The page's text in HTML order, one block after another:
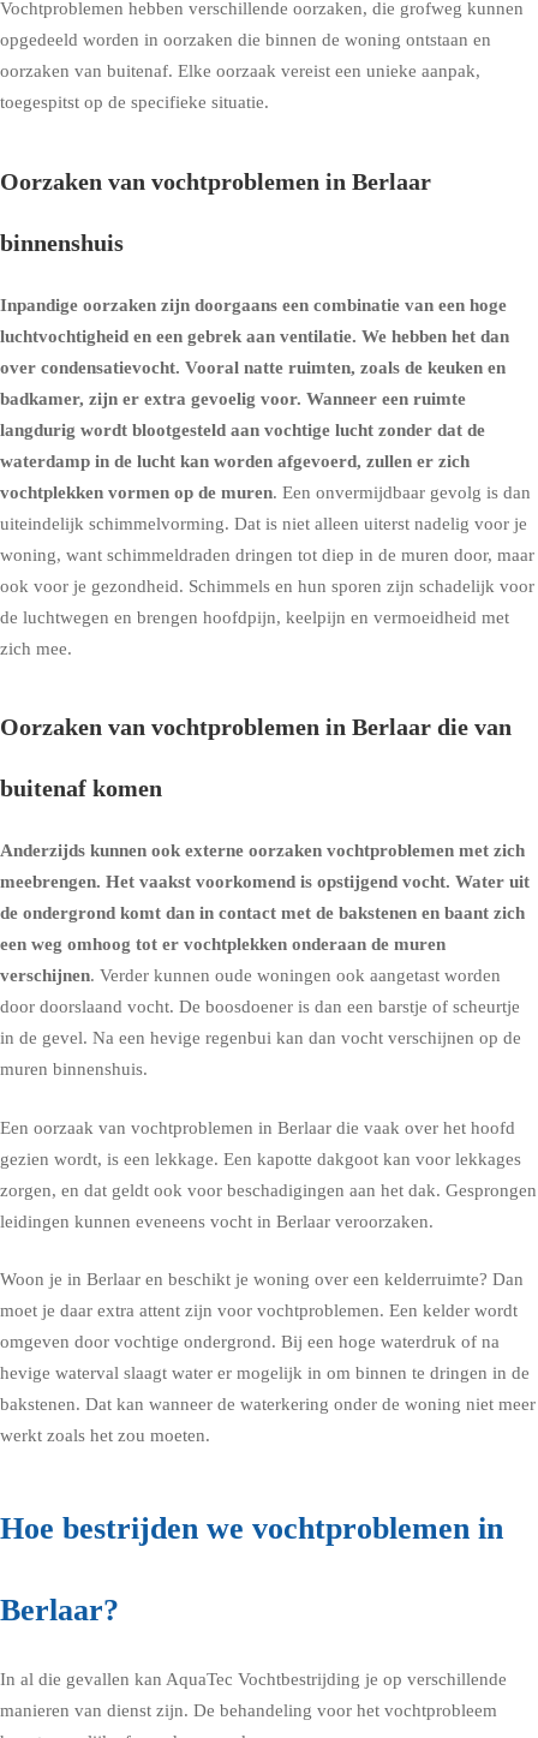
Vochtproblemen hebben verschillende oorzaken, die grofweg kunnen
opgedeeld worden in oorzaken die binnen de woning ontstaan en
oorzaken van buitenaf. Elke oorzaak vereist een unieke aanpak,
toegespitst op de specifieke situatie.
Oorzaken van vochtproblemen in Berlaar
binnenshuis
Inpandige oorzaken zijn doorgaans een combinatie van een hoge
luchtvochtigheid en een gebrek aan ventilatie. We hebben het dan
over condensatievocht. Vooral natte ruimten, zoals de keuken en
badkamer, zijn er extra gevoelig voor. Wanneer een ruimte
langdurig wordt blootgesteld aan vochtige lucht zonder dat de
waterdamp in de lucht kan worden afgevoerd, zullen er zich
vochtplekken vormen op de muren. Een onvermijdbaar gevolg is dan
uiteindelijk schimmelvorming. Dat is niet alleen uiterst nadelig voor je
woning, want schimmeldraden dringen tot diep in de muren door, maar
ook voor je gezondheid. Schimmels en hun sporen zijn schadelijk voor
de luchtwegen en brengen hoofdpijn, keelpijn en vermoeidheid met
zich mee.
Oorzaken van vochtproblemen in Berlaar die van
buitenaf komen
Anderzijds kunnen ook externe oorzaken vochtproblemen met zich
meebrengen. Het vaakst voorkomend is opstijgend vocht. Water uit
de ondergrond komt dan in contact met de bakstenen en baant zich
een weg omhoog tot er vochtplekken onderaan de muren
verschijnen. Verder kunnen oude woningen ook aangetast worden
door doorslaand vocht. De boosdoener is dan een barstje of scheurtje
in de gevel. Na een hevige regenbui kan dan vocht verschijnen op de
muren binnenshuis.
Een oorzaak van vochtproblemen in Berlaar die vaak over het hoofd
gezien wordt, is een lekkage. Een kapotte dakgoot kan voor lekkages
zorgen, en dat geldt ook voor beschadigingen aan het dak. Gesprongen
leidingen kunnen eveneens vocht in Berlaar veroorzaken.
Woon je in Berlaar en beschikt je woning over een kelderruimte? Dan
moet je daar extra attent zijn voor vochtproblemen. Een kelder wordt
omgeven door vochtige ondergrond. Bij een hoge waterdruk of na
hevige waterval slaagt water er mogelijk in om binnen te dringen in de
bakstenen. Dat kan wanneer de waterkering onder de woning niet meer
werkt zoals het zou moeten.
Hoe bestrijden we vochtproblemen in
Berlaar?
In al die gevallen kan AquaTec Vochtbestrijding je op verschillende
manieren van dienst zijn. De behandeling voor het vochtprobleem